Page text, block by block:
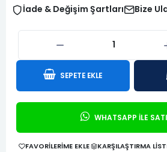
İade & Değişim Şartları Bize
SEPETE EKLE
WHATSAPP İLE
FAVORILERIME EKLE KARŞILAŞTIRMA